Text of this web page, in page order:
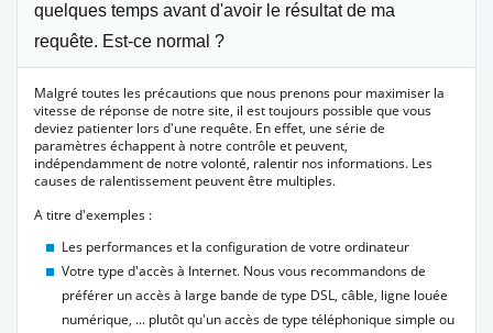
quelques temps avant d'avoir le résultat de ma
requête. Est-ce normal ?
Malgré toutes les précautions que nous prenons pour maximiser la
vitesse de réponse de notre site, il est toujours possible que vous
deviez patienter lors d'une requête. En effet, une série de
paramètres échappent à notre contrôle et peuvent,
indépendamment de notre volonté, ralentir nos informations. Les
causes de ralentissement peuvent être multiples.
A titre d'exemples :
Les performances et la configuration de votre ordinateur
Votre type d'accès à Internet. Nous vous recommandons de
préférer un accès à large bande de type DSL, câble, ligne louée
numérique, ... plutôt qu'un accès de type téléphonique simple ou